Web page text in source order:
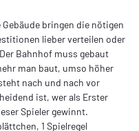
bringen die nötigen
lieber verteilen oder
Bahnhof muss gebaut
man baut, umso höher
nach und nach vor
ist, wer als Erster
Spieler gewinnt.
1 Spielregel